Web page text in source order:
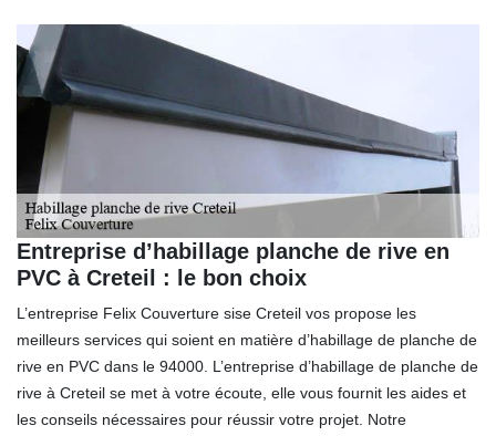
Entreprise d’habillage planche de rive en
PVC à Creteil : le bon choix
L’entreprise Felix Couverture sise Creteil vos propose les
meilleurs services qui soient en matière d’habillage de planche de
rive en PVC dans le 94000. L’entreprise d’habillage de planche de
rive à Creteil se met à votre écoute, elle vous fournit les aides et
les conseils nécessaires pour réussir votre projet. Notre